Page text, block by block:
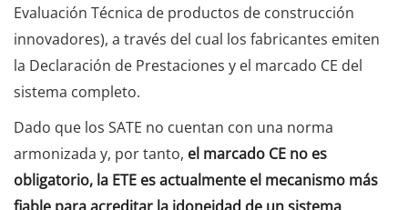
Evaluación Técnica de productos de construcción
innovadores), a través del cual los fabricantes emiten
la Declaración de Prestaciones y el marcado CE del
sistema completo.
Dado que los SATE no cuentan con una norma
armonizada y, por tanto, el marcado CE no es
obligatorio, la ETE es actualmente el mecanismo más